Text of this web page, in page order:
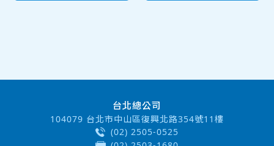
台北總公司
104079 台北市中山區復興北路354號11樓
(02) 2505-0525